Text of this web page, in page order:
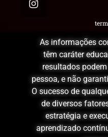
As informações
têm caráter
resultados
pessoa, e não
O sucesso de
de diversos
estratégia e
aprendizado